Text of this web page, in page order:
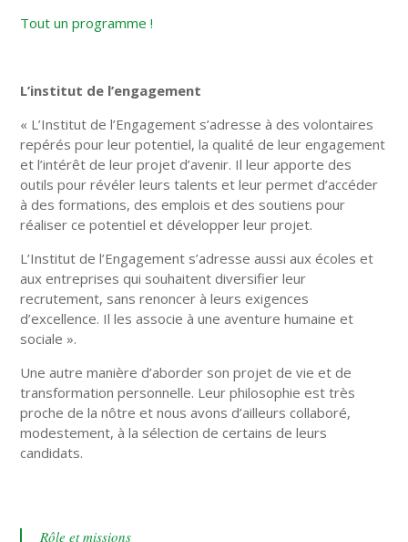
Tout un programme !
L’institut de l’engagement
« L’Institut de l’Engagement s’adresse à des volontaires
repérés pour leur potentiel, la qualité de leur engagement
et l’intérêt de leur projet d’avenir. Il leur apporte des
outils pour révéler leurs talents et leur permet d’accéder
à des formations, des emplois et des soutiens pour
réaliser ce potentiel et développer leur projet.
L’Institut de l’Engagement s’adresse aussi aux écoles et
aux entreprises qui souhaitent diversifier leur
recrutement, sans renoncer à leurs exigences
d’excellence. Il les associe à une aventure humaine et
sociale ».
Une autre manière d’aborder son projet de vie et de
transformation personnelle. Leur philosophie est très
proche de la nôtre et nous avons d’ailleurs collaboré,
modestement, à la sélection de certains de leurs
candidats.
Rôle et missions